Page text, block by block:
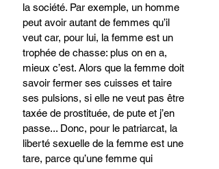
la société. Par exemple, un homme
peut avoir autant de femmes qu’il
veut car, pour lui, la femme est un
trophée de chasse: plus on en a,
mieux c’est. Alors que la femme doit
savoir fermer ses cuisses et taire
ses pulsions, si elle ne veut pas être
taxée de prostituée, de pute et j’en
passe... Donc, pour le patriarcat, la
liberté sexuelle de la femme est une
tare, parce qu’une femme qui